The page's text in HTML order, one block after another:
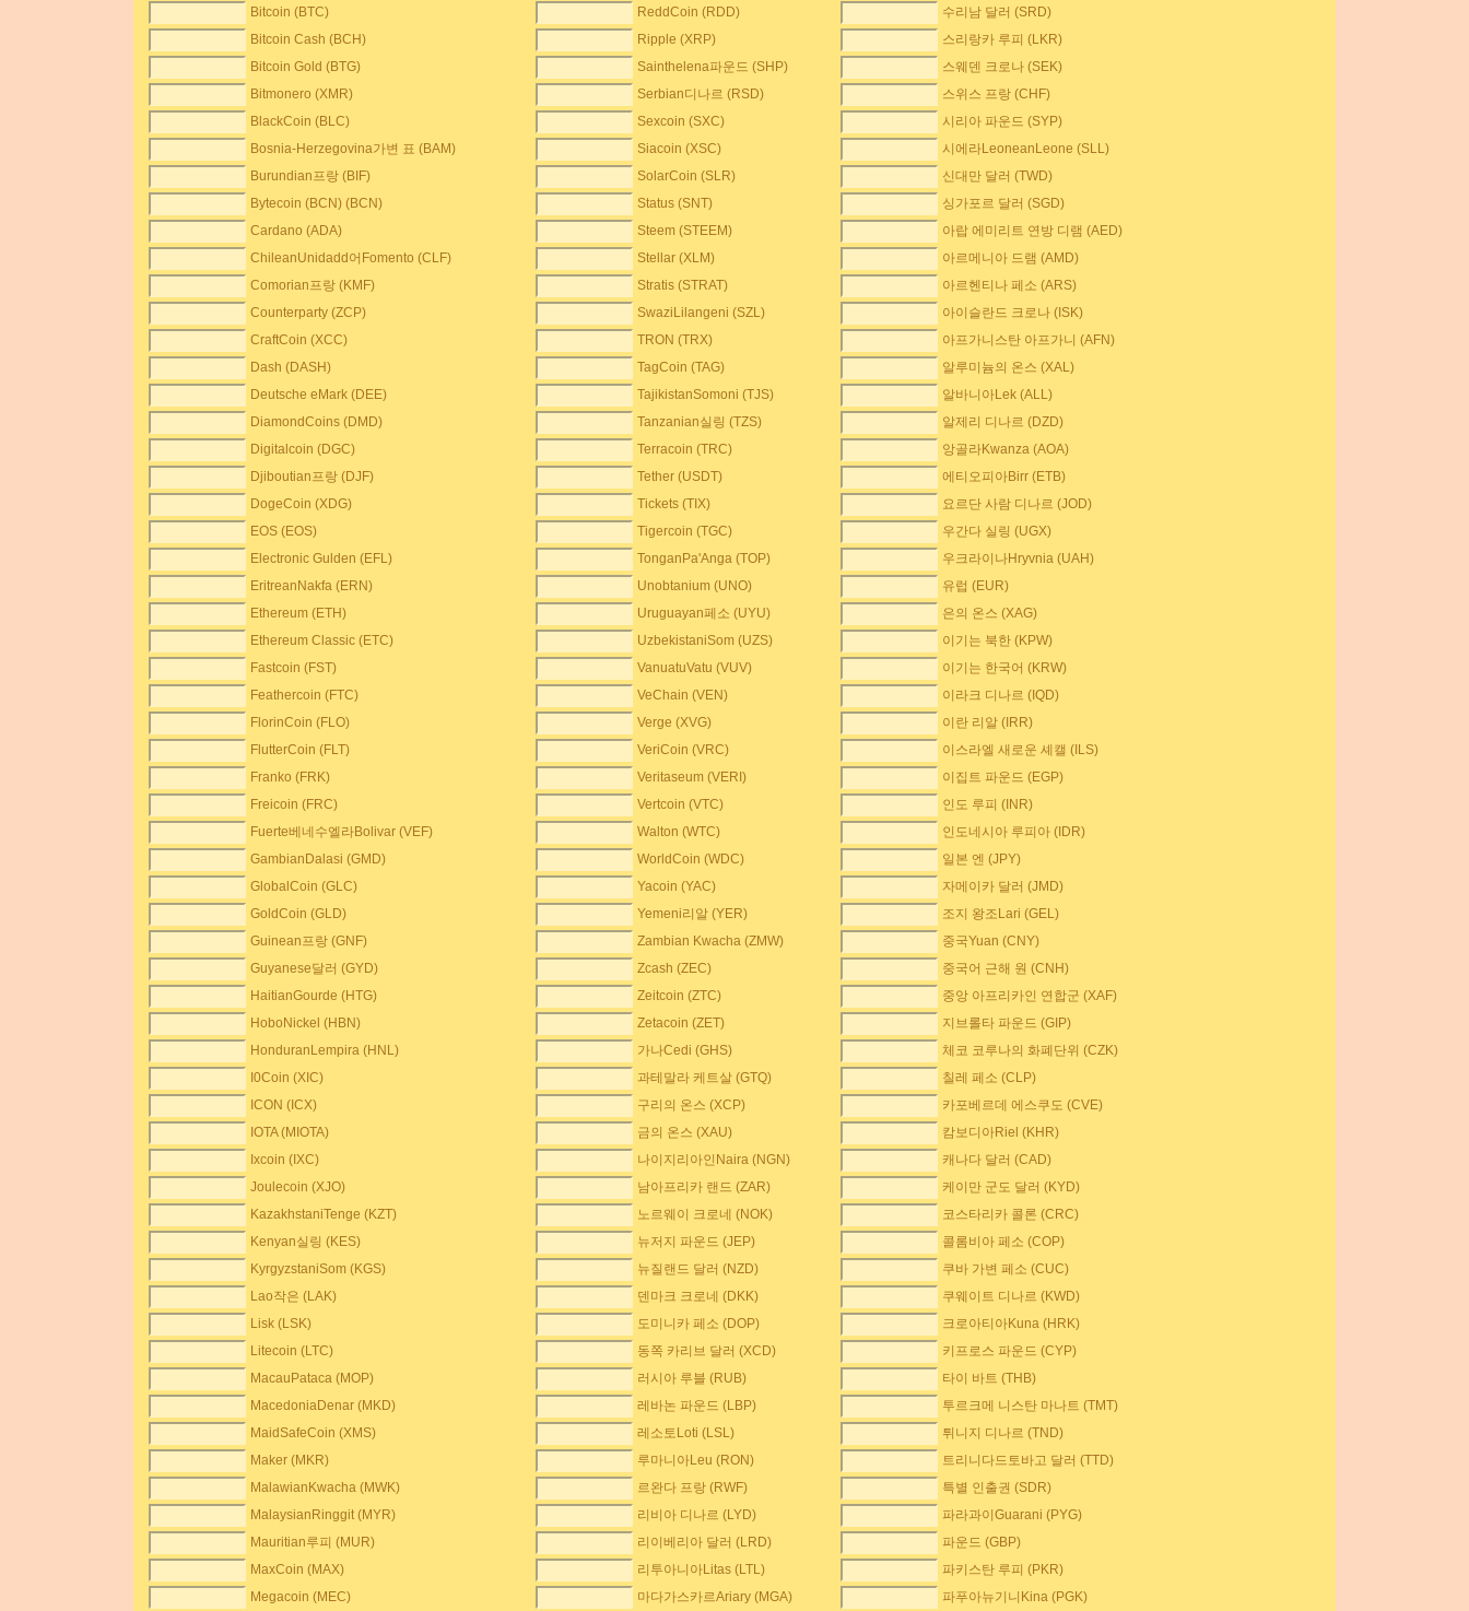
Bitcoin (BTC)
ReddCoin (RDD)
수리남 달러 (SRD)
Bitcoin Cash (BCH)
Ripple (XRP)
스리랑카 루피 (LKR)
Bitcoin Gold (BTG)
Sainthelena파운드 (SHP)
스웨덴 크로나 (SEK)
Bitmonero (XMR)
Serbian디나르 (RSD)
스위스 프랑 (CHF)
BlackCoin (BLC)
Sexcoin (SXC)
시리아 파운드 (SYP)
Bosnia-Herzegovina가변 표 (BAM)
Siacoin (XSC)
시에라LeoneanLeone (SLL)
Burundian프랑 (BIF)
SolarCoin (SLR)
신대만 달러 (TWD)
Bytecoin (BCN) (BCN)
Status (SNT)
싱가포르 달러 (SGD)
Cardano (ADA)
Steem (STEEM)
아랍 에미리트 연방 디램 (AED)
ChileanUnidadd어Fomento (CLF)
Stellar (XLM)
아르메니아 드램 (AMD)
Comorian프랑 (KMF)
Stratis (STRAT)
아르헨티나 페소 (ARS)
Counterparty (ZCP)
SwaziLilangeni (SZL)
아이슬란드 크로나 (ISK)
CraftCoin (XCC)
TRON (TRX)
아프가니스탄 아프가니 (AFN)
Dash (DASH)
TagCoin (TAG)
알루미늄의 온스 (XAL)
Deutsche eMark (DEE)
TajikistanSomoni (TJS)
알바니아Lek (ALL)
DiamondCoins (DMD)
Tanzanian실링 (TZS)
알제리 디나르 (DZD)
Digitalcoin (DGC)
Terracoin (TRC)
앙골라Kwanza (AOA)
Djiboutian프랑 (DJF)
Tether (USDT)
에티오피아Birr (ETB)
DogeCoin (XDG)
Tickets (TIX)
요르단 사람 디나르 (JOD)
EOS (EOS)
Tigercoin (TGC)
우간다 실링 (UGX)
Electronic Gulden (EFL)
TonganPa'Anga (TOP)
우크라이나Hryvnia (UAH)
EritreanNakfa (ERN)
Unobtanium (UNO)
유럽 (EUR)
Ethereum (ETH)
Uruguayan페소 (UYU)
은의 온스 (XAG)
Ethereum Classic (ETC)
UzbekistaniSom (UZS)
이기는 북한 (KPW)
Fastcoin (FST)
VanuatuVatu (VUV)
이기는 한국어 (KRW)
Feathercoin (FTC)
VeChain (VEN)
이라크 디나르 (IQD)
FlorinCoin (FLO)
Verge (XVG)
이란 리알 (IRR)
FlutterCoin (FLT)
VeriCoin (VRC)
이스라엘 새로운 셰캘 (ILS)
Franko (FRK)
Veritaseum (VERI)
이집트 파운드 (EGP)
Freicoin (FRC)
Vertcoin (VTC)
인도 루피 (INR)
Fuerte베네수엘라Bolivar (VEF)
Walton (WTC)
인도네시아 루피아 (IDR)
GambianDalasi (GMD)
WorldCoin (WDC)
일본 엔 (JPY)
GlobalCoin (GLC)
Yacoin (YAC)
자메이카 달러 (JMD)
GoldCoin (GLD)
Yemeni리알 (YER)
조지 왕조Lari (GEL)
Guinean프랑 (GNF)
Zambian Kwacha (ZMW)
중국Yuan (CNY)
Guyanese달러 (GYD)
Zcash (ZEC)
중국어 근해 원 (CNH)
HaitianGourde (HTG)
Zeitcoin (ZTC)
중앙 아프리카인 연합군 (XAF)
HoboNickel (HBN)
Zetacoin (ZET)
지브롤타 파운드 (GIP)
HonduranLempira (HNL)
가나Cedi (GHS)
체코 코루나의 화폐단위 (CZK)
I0Coin (XIC)
과테말라 케트살 (GTQ)
칠레 페소 (CLP)
ICON (ICX)
구리의 온스 (XCP)
카포베르데 에스쿠도 (CVE)
IOTA (MIOTA)
금의 온스 (XAU)
캄보디아Riel (KHR)
Ixcoin (IXC)
나이지리아인Naira (NGN)
캐나다 달러 (CAD)
Joulecoin (XJO)
남아프리카 랜드 (ZAR)
케이만 군도 달러 (KYD)
KazakhstaniTenge (KZT)
노르웨이 크로네 (NOK)
코스타리카 콜론 (CRC)
Kenyan실링 (KES)
뉴저지 파운드 (JEP)
콜롬비아 페소 (COP)
KyrgyzstaniSom (KGS)
뉴질랜드 달러 (NZD)
쿠바 가변 페소 (CUC)
Lao작은 (LAK)
덴마크 크로네 (DKK)
쿠웨이트 디나르 (KWD)
Lisk (LSK)
도미니카 페소 (DOP)
크로아티아Kuna (HRK)
Litecoin (LTC)
동쪽 카리브 달러 (XCD)
키프로스 파운드 (CYP)
MacauPataca (MOP)
러시아 루블 (RUB)
타이 바트 (THB)
MacedoniaDenar (MKD)
레바논 파운드 (LBP)
투르크메 니스탄 마나트 (TMT)
MaidSafeCoin (XMS)
레소토Loti (LSL)
튀니지 디나르 (TND)
Maker (MKR)
루마니아Leu (RON)
트리니다드토바고 달러 (TTD)
MalawianKwacha (MWK)
르완다 프랑 (RWF)
특별 인출권 (SDR)
MalaysianRinggit (MYR)
리비아 디나르 (LYD)
파라과이Guarani (PYG)
Mauritian루피 (MUR)
리이베리아 달러 (LRD)
파운드 (GBP)
MaxCoin (MAX)
리투아니아Litas (LTL)
파키스탄 루피 (PKR)
Megacoin (MEC)
마다가스카르Ariary (MGA)
파푸아뉴기니Kina (PGK)